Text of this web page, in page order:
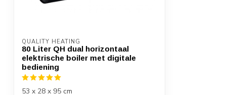
Regelbare thermostaat
Aan/uit schakelaar
QUALITY HEATING
80 Liter QH dual horizontaal
elektrische boiler met digitale
bediening
53 x 28 x 95 cm